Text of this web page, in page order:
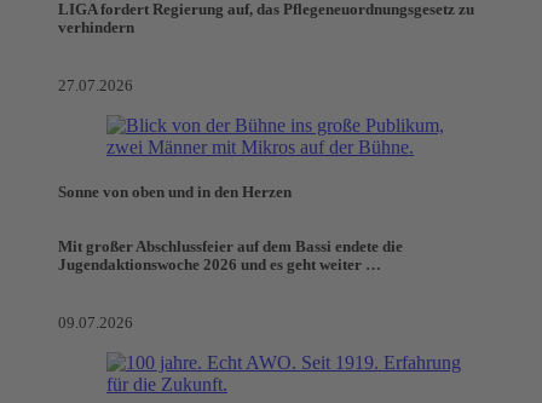
LIGA fordert Regierung auf, das Pflegeneuordnungsgesetz zu
verhindern
27.07.2026
Sonne von oben und in den Herzen
Mit großer Abschlussfeier auf dem Bassi endete die
Jugendaktionswoche 2026 und es geht weiter …
09.07.2026